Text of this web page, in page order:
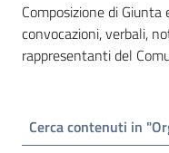
Composizione di
convocazioni, verbali,
rappresentanti del
Cerca contenuti in